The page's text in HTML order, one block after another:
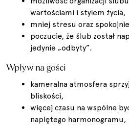
wartościami i stylem życia,
mniej stresu oraz
poczucie, że ślub został
jedynie „odbyty”.
Wpływ na gości
kameralna atmosfera
bliskości,
więcej czasu na wspólne
napiętego harmonogramu,